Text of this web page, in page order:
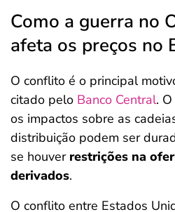
Como a guerra no
afeta os preços no
O conflito é o principal
citado pelo Banco Central.
os impactos sobre as
distribuição podem ser
se houver restrições na
derivados.
O conflito entre Estados